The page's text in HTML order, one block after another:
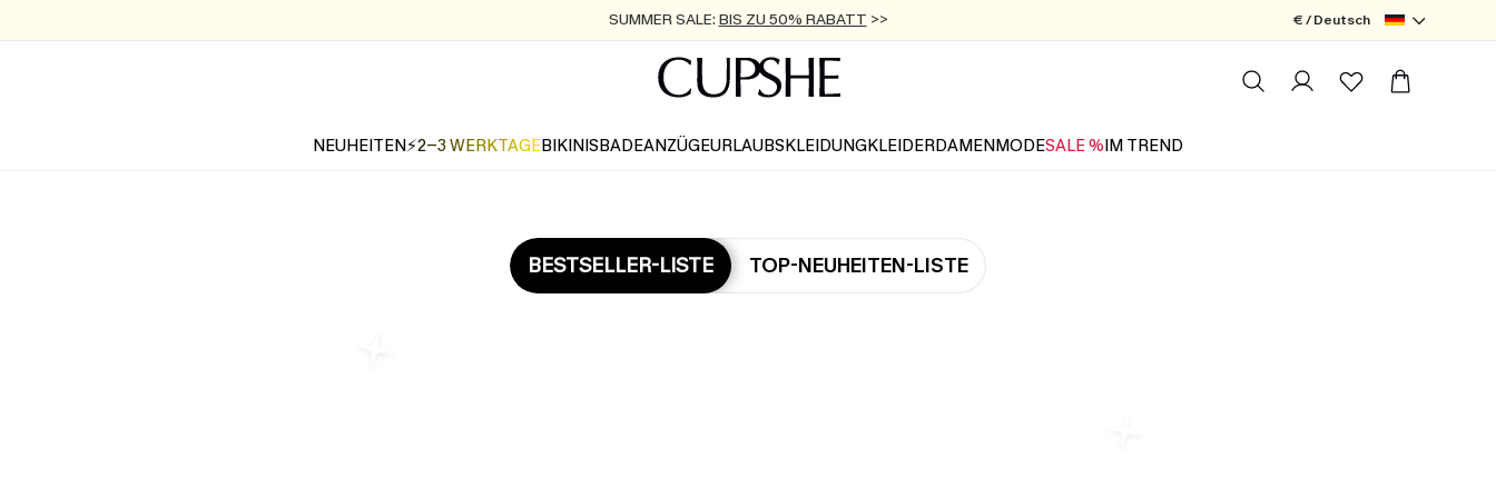
SUMMER SALE: BIS ZU 50% RABATT >>
ZUM NEWSLETTER:BIS ZU -20% EXTRA ERHALTEN
KOSTENLOSER VERSAND AB 89 €
€ / Deutsch
NEUHEITEN⚡2-3 WERKTAGEBIKINISBADEANZÜGEURLAUBSKLEIDUNGKLEIDERDAMENMODESALE %IM TREND
BESTSELLER-LISTE TOP-NEUHEITEN-LISTE